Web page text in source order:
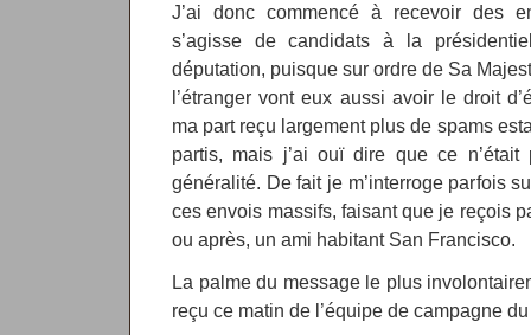
J’ai donc commencé à recevoir des
s’agisse de candidats à la
députation, puisque sur ordre de Sa
l’étranger vont eux aussi avoir le droit
ma part reçu largement plus de spams
partis, mais j’ai ouï dire que ce n’était
généralité. De fait je m’interroge parfois
ces envois massifs, faisant que je reçois
ou après, un ami habitant San Francisco.
La palme du message le plus
reçu ce matin de l’équipe de campagne